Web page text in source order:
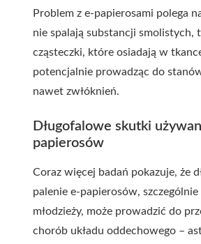
Problem z e-papierosami polega
nie spalają substancji smolistych,
cząsteczki, które osiadają w
potencjalnie prowadząc do
nawet zwłóknień.
Długofalowe skutki
papierosów
Coraz więcej badań pokazuje, że
palenie e-papierosów, szczególnie
młodzieży, może prowadzić do
chorób układu oddechowego –